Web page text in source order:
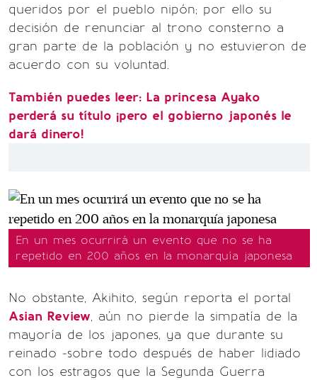
queridos por el pueblo nipón; por ello su
decisión de renunciar al trono consterno a
gran parte de la población y no estuvieron de
acuerdo con su voluntad.
También puedes leer: La princesa Ayako
perderá su título ¡pero el gobierno japonés le
dará dinero!
En un mes ocurrirá un evento que no se ha
repetido en 200 años en la monarquía japonesa
No obstante, Akihito, según reporta el portal
Asian Review, aún no pierde la simpatía de la
mayoría de los japones, ya que durante su
reinado -sobre todo después de haber lidiado
con los estragos que la Segunda Guerra